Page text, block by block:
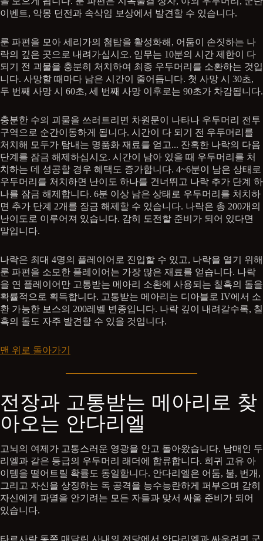
이벤트, 악몽 던전과 속삭임 보상에서 발견할 수 있습니다.
룬 파편을 모아 세리가의 첨탑을 활성화해, 어둠이 손짓하는 나
락의 깊은 곳으로 내려가십시오. 임무는 10분의 시간 제한이 다
되기 전 괴물을 충분히 처치하여 최종 우두머리를 소환하는 것입
니다. 사망할 때마다 남은 시간이 줄어듭니다. 첫 사망 시 30초,
두 번째 사망 시 60초, 세 번째 사망 이후로는 90초가 차감됩니다.
충분한 수의 괴물을 쓰러트리면 차원문이 나타나 우두머리 전투
구역으로 순간이동하게 됩니다. 시간이 다 되기 전 우두머리를
처치해 모두가 탐내는 명품화 재료를 얻고... 잔혹한 나락의 다음
단계를 잠금 해제하십시오. 시간이 남아 있을 때 우두머리를 처
치하는 데 성공할 경우 혜택도 증가합니다. 4~6분이 남은 상태로
우두머리를 처치하면 난이도 하나를 건너뛰고 나락 추가 단계 하
나를 잠금 해제합니다. 6분 이상 남은 상태로 우두머리를 처치하
면 추가 단계 2개를 잠금 해제할 수 있습니다. 나락은 총 200개의
난이도로 이루어져 있습니다. 감히 도전할 준비가 되어 있다면
말입니다.
나락은 최대 4명의 플레이어로 진입할 수 있고, 나락을 열기 위해
룬 파편을 소모한 플레이어는 가장 많은 재료를 얻습니다. 나락
을 연 플레이어만 고통받는 메아리 소환에 사용되는 칠흑의 돌을
확률적으로 획득합니다. 고통받는 메아리는 디아블로 IV에서 소
환 가능한 보스의 200레벨 변종입니다. 나락 깊이 내려갈수록, 칠
흑의 돌도 자주 발견할 수 있을 것입니다.
맨 위로 돌아가기
전장과 고통받는 메아리로 찾
아오는 안다리엘
고뇌의 여제가 고통스러운 영광을 안고 돌아왔습니다. 남매인 두
리엘과 같은 등급의 우두머리 래더에 합류합니다. 희귀 고유 아
이템을 떨어트릴 확률도 동일합니다. 안다리엘은 어둠, 불, 번개,
그리고 자신을 상징하는 독 공격을 능수능란하게 퍼부으며 감히
자신에게 파멸을 안기려는 모든 자들과 맞서 싸울 준비가 되어
있습니다.